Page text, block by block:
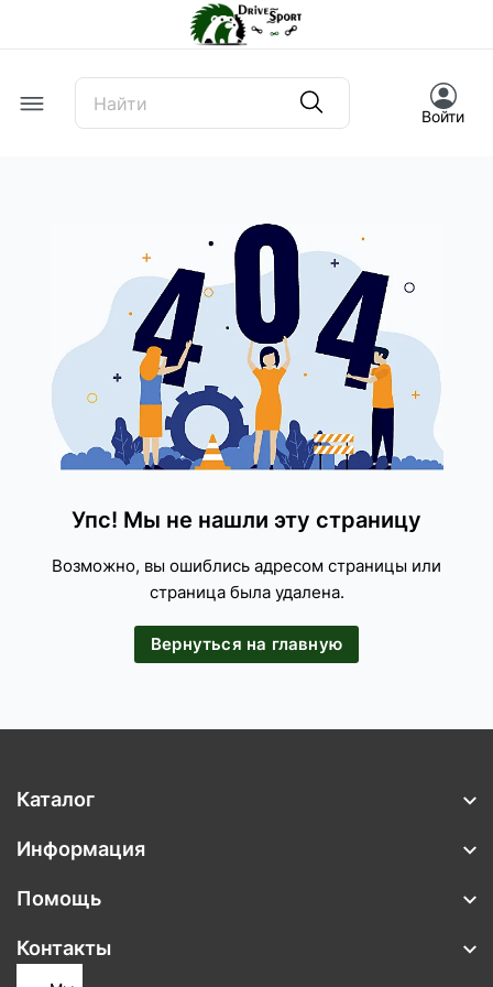
Offcanvas Menu Open
Войти
Упс! Мы не нашли эту страницу
Возможно, вы ошиблись адресом страницы или
страница была удалена.
Вернуться на главную
Каталог
Информация
Помощь
Контакты